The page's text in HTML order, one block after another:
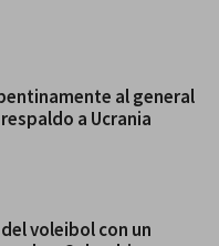
al general
a Ucrania
voleibol con un